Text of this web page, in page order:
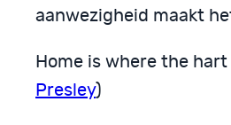
aanwezigheid maakt
Home is where the hart
Presley)